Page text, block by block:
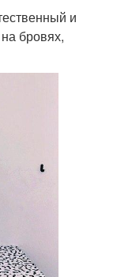
и
бровях,